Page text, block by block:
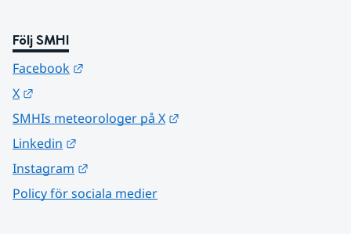
Följ SMHI
Facebook
X
SMHIs meteorologer på X
Linkedin
Instagram
Policy för sociala medier